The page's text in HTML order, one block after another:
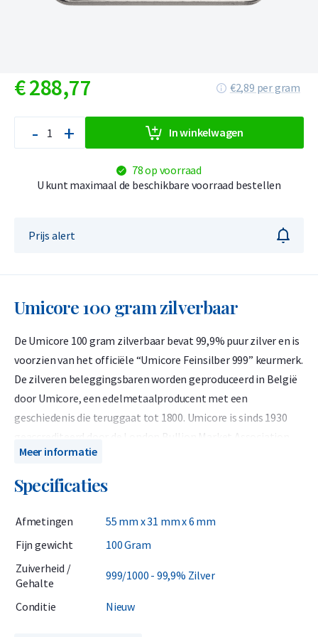
€288,77 €2,89 per gram
- + In winkelwagen
78 op voorraad
U kunt maximaal de beschikbare voorraad bestellen
Prijs alert
Umicore 100 gram zilverbaar
De Umicore 100 gram zilverbaar bevat 99,9% puur zilver en is
voorzien van het officiële “Umicore Feinsilber 999” keurmerk.
De zilveren beleggingsbaren worden geproduceerd in België
door Umicore, een edelmetaalproducent met een
geschiedenis die teruggaat tot 1800. Umicore is sinds 1930
geaccrediteerd door de London Bullion Market Association
(LBMA) en staat sindsdien op de prestigieuze Good Delivery
List. Dit betekent dat Umicore-zilverbaren wereldwijd erkend
zijn en zonder verdere analyse direct verhandeld kunnen
Belangrijk om te weten
Over zilveren baren moet in Nederland 21% btw worden
berekend. Deze btw is al verwerkt in de prijs in onze webshop.
Meer informatie
Specificaties
Afmetingen
55 mm x 31 mm x 6 mm
Fijn gewicht
100 Gram
Zuiverheid /
Gehalte
999/1000 - 99,9% Zilver
Conditie Nieuw